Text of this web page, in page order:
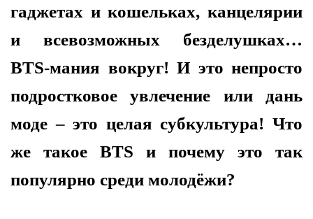
гаджетах и кошельках, канцелярии
и всевозможных безделушках…
BTS-мания вокруг! И это непросто
подростковое увлечение или дань
моде – это целая субкультура! Что
же такое BTS и почему это так
популярно среди молодёжи?